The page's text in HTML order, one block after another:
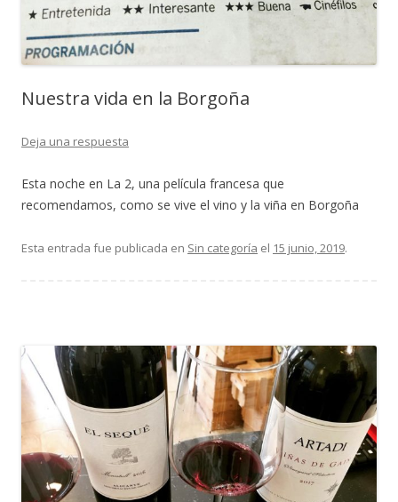
Nuestra vida en la Borgoña
Deja una respuesta
Esta noche en La 2, una película francesa que
recomendamos, como se vive el vino y la viña en Borgoña
Esta entrada fue publicada en Sin categoría el 15 junio, 2019.